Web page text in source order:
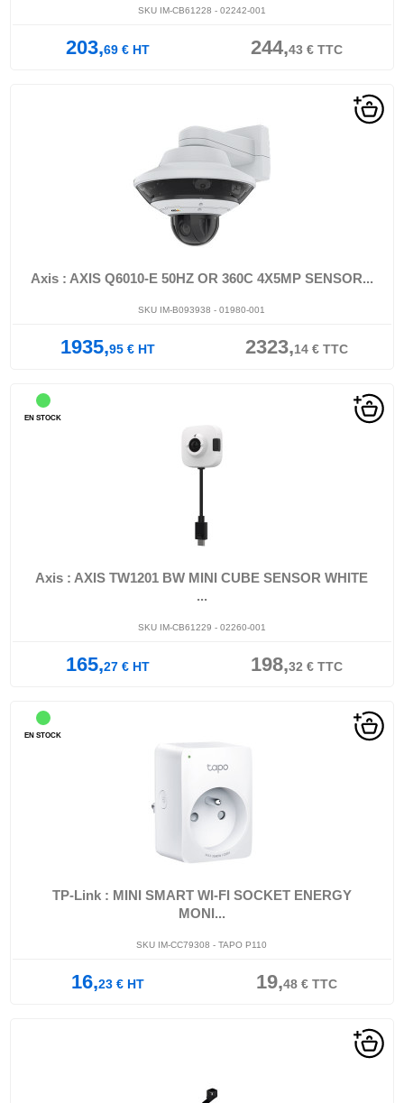
SKU IM-CB61228 - 02242-001
203,69€HT 244,43€TTC
Axis : AXIS Q6010-E 50HZ OR 360C 4X5MP SENSOR...
SKU IM-B093938 - 01980-001
1935,95€HT 2323,14€TTC
Axis : AXIS TW1201 BW MINI CUBE SENSOR WHITE
...
SKU IM-CB61229 - 02260-001
165,27€HT 198,32 €TTC
EN STOCK
TP-Link : MINI SMART WI-FI SOCKET ENERGY
MONI...
SKU IM-CC79308 - TAPO P110
16,23€HT 19,48€TTC
EN STOCK